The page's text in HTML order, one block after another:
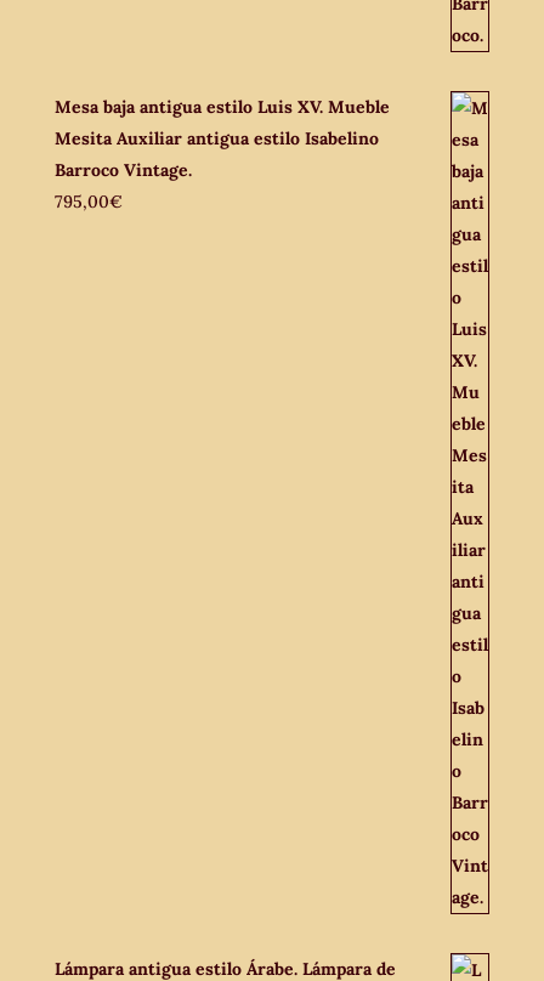
Mesa baja antigua estilo Luis XV. Mueble
Mesita Auxiliar antigua estilo Isabelino
Barroco Vintage.
795,00€
Lámpara antigua estilo Árabe. Lámpara de